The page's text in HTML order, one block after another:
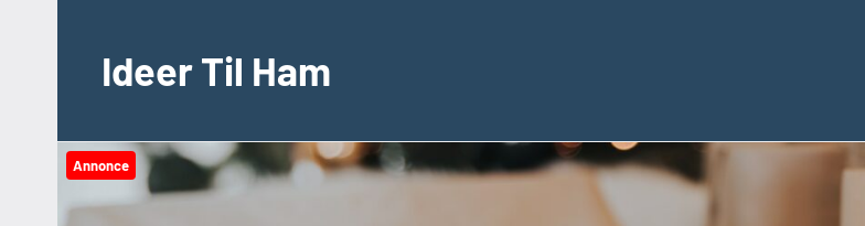
indholdIdeer Til Ham
Annonce